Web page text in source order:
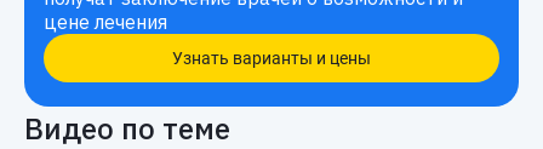
цене лечения
Узнать варианты и цены
Видео по теме